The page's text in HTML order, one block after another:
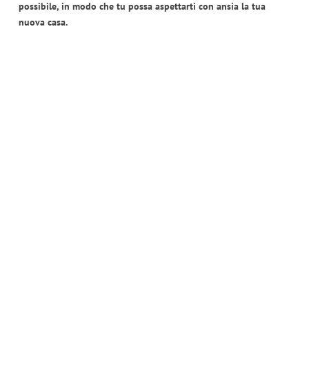
possibile, in modo che tu possa aspettarti con ansia la tua
nuova casa.